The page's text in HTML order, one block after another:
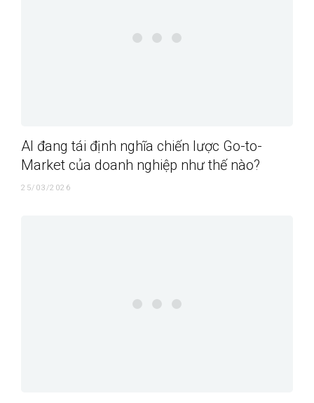
AI đang tái định nghĩa chiến lược Go-to-
Market của doanh nghiệp như thế nào?
25/03/2026